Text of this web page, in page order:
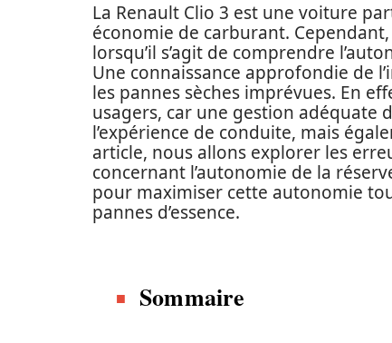
La Renault Clio 3 est une voiture
économie de carburant.
lorsqu’il s’agit de comprendre
Une connaissance approfondie de
les pannes sèches imprévues. En
usagers, car une gestion adéquate
l’expérience de conduite, mais
article, nous allons explorer les
concernant l’autonomie de la
pour maximiser cette autonomie
pannes d’essence.
Sommaire